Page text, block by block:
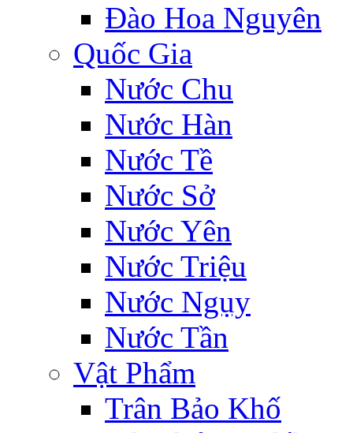
Đào Hoa Nguyên
Quốc Gia
Nước Chu
Nước Hàn
Nước Tề
Nước Sở
Nước Yên
Nước Triệu
Nước Ngụy
Nước Tần
Vật Phẩm
Trân Bảo Khố